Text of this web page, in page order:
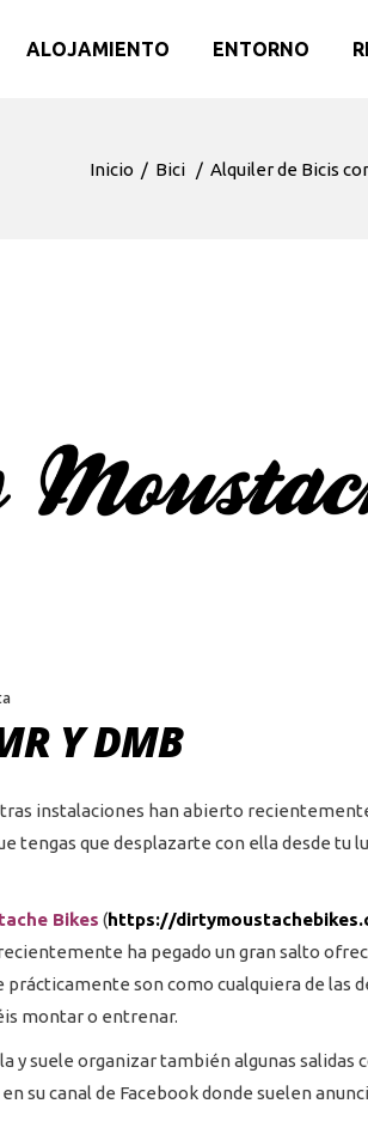
ALOJAMIENTO ENTORNO
Inicio / Bici / Alquiler de Bicis
Y DMB
instalaciones han abierto
tengas que desplazarte con ella desde tu
Bikes (https://
ha pegado un gran salto
son como cualquiera de las
montar o entrenar.
y suele organizar también algunas salidas
su canal de Facebook donde suelen